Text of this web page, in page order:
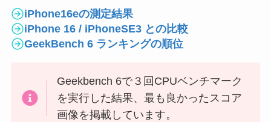
iPhone16eの測定結果
iPhone 16 / iPhoneSE3 との比較
GeekBench 6 ランキングの順位
Geekbench 6で３回CPUベンチマーク
を実行した結果、最も良かったスコア
画像を掲載しています。